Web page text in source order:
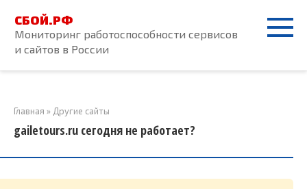
контенту
СБОЙ.РФ
Мониторинг работоспособности сервисов
и сайтов в России
Главная » Другие сайты
gailetours.ru сегодня не работает?